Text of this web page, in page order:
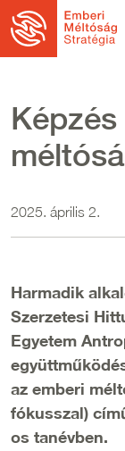
Ugrás a
2025. április 2.
Harmadik
Szerzetesi
Egyetem
az emberi
fókusszal)
os tanévben.